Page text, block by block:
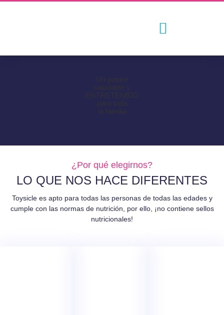
Un postre
saludable y
ENTRETENIDO
para toda
la familia
¿Por qué elegirnos?
LO QUE NOS HACE DIFERENTES
Toysicle es apto para todas las personas de todas las edades y
cumple con las normas de nutrición, por ello, ¡no contiene sellos
nutricionales!